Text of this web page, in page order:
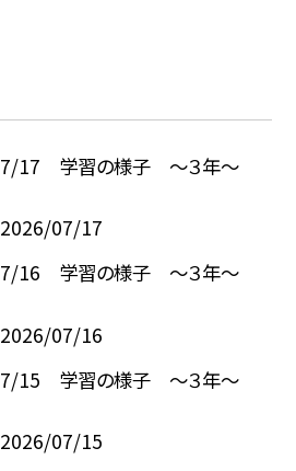
7/17 学習の様子 ～３年～
2026/07/17
7/16 学習の様子 ～３年～
2026/07/16
7/15 学習の様子 ～３年～
2026/07/15